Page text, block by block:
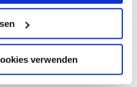
verwenden